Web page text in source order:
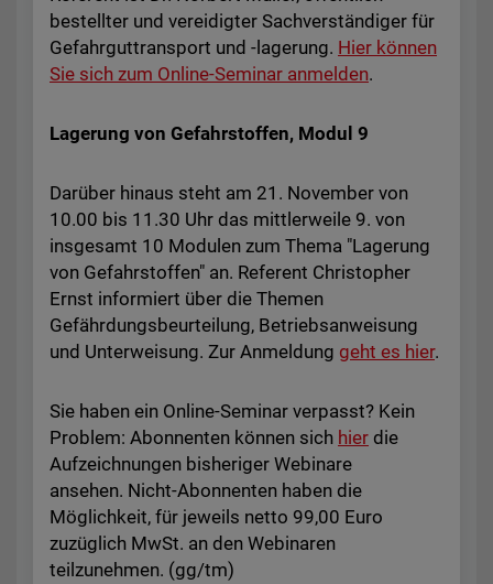
bestellter und vereidigter Sachverständiger für
Gefahrguttransport und -lagerung. Hier können
Sie sich zum Online-Seminar anmelden.
Lagerung von Gefahrstoffen, Modul 9
Darüber hinaus steht am 21. November von
10.00 bis 11.30 Uhr das mittlerweile 9. von
insgesamt 10 Modulen zum Thema "Lagerung
von Gefahrstoffen" an. Referent Christopher
Ernst informiert über die Themen
Gefährdungsbeurteilung, Betriebsanweisung
und Unterweisung. Zur Anmeldung geht es hier.
Sie haben ein Online-Seminar verpasst? Kein
Problem: Abonnenten können sich hier die
Aufzeichnungen bisheriger Webinare
ansehen. Nicht-Abonnenten haben die
Möglichkeit, für jeweils netto 99,00 Euro
zuzüglich MwSt. an den Webinaren
teilzunehmen. (gg/tm)